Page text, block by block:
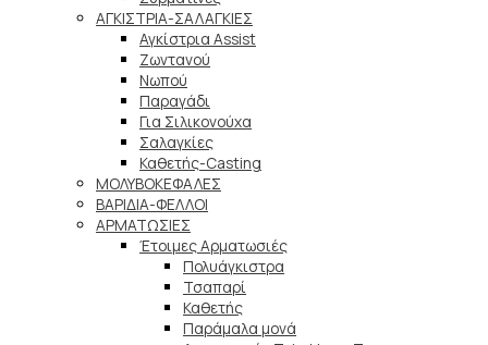
ΑΓΚΙΣΤΡΙΑ-ΣΑΛΑΓΚΙΕΣ
Αγκίστρια Assist
Ζωντανού
Νωπού
Παραγάδι
Για Σιλικονούχα
Σαλαγκίες
Καθετής-Casting
ΜΟΛΥΒΟΚΕΦΑΛΕΣ
ΒΑΡΙΔΙΑ-ΦΕΛΛΟΙ
ΑΡΜΑΤΩΣΙΕΣ
Έτοιμες Αρματωσιές
Πολυάγκιστρα
Τσαπαρί
Καθετής
Παράμαλα μονά